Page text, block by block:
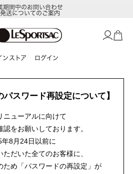
期間中のお問い合わせ
送についてのご案内
ンストア ログイン
パスワード再設定について】
ニューアルに向けて
認をお願いしております。
年8月24日以前に
だいた全てのお客様に、
ため「パスワードの再設定」が